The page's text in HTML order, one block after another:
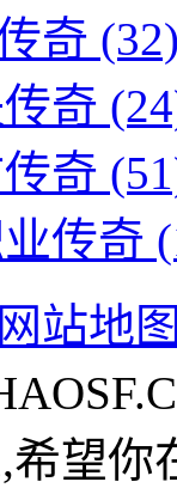
奇 (32)
奇
奇
传奇
网站地图
希望你